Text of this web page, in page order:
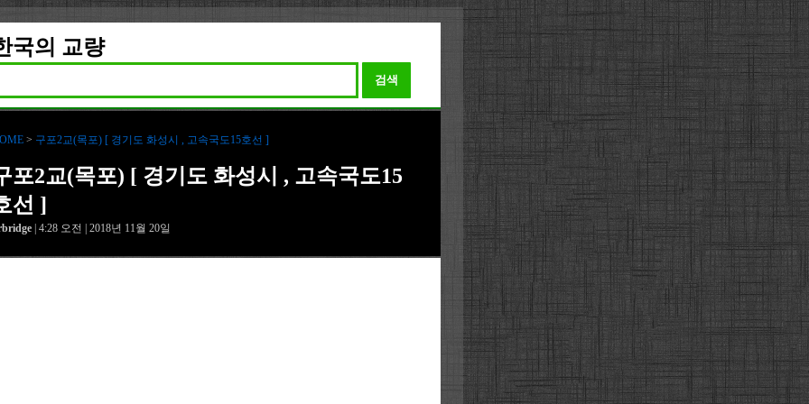
국의 교량
검색
> 구포2교(목포) [ 경기도 화성시 , 고속국도15호선 ]
포2교(목포) [ 경기도 화성시 , 고속국도15
선 ]
| 4:28 오전 | 2018년 11월 20일